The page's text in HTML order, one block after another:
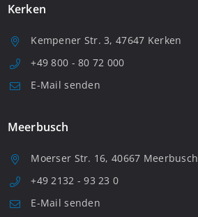
Kerken
Kempener Str. 3, 47647 Kerken
+49 800 - 80 72 000
E-Mail senden
Meerbusch
Moerser Str. 16, 40667 Meerbusch
+49 2132 - 93 23 0
E-Mail senden